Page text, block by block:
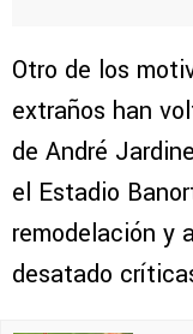
Otro de los
extraños han
de André
el Estadio
remodelación y
desatado